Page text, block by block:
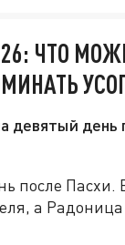
ЧТО
девятый день
после Пасхи.
а